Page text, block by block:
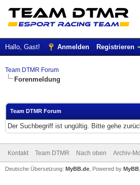
Hallo, Gast! Anmelden Registrieren
Team DTMR Forum
Forenmeldung
Team DTMR Forum
Der Suchbegriff ist ungültig. Bitte gehe
Kontakt Team DTMR Nach oben Archiv-
Deutsche Übersetzung: MyBB.de , Powered by MyBB